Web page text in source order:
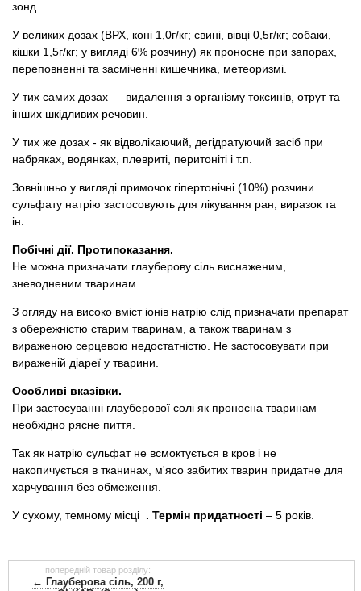
зонд.
У великих дозах (ВРХ, коні 1,0г/кг; свині, вівці 0,5г/кг; собаки,
кішки 1,5г/кг; у вигляді 6% розчину) як проносне при запорах,
переповненні та засміченні кишечника, метеоризмі.
У тих самих дозах — видалення з організму токсинів, отрут та
інших шкідливих речовин.
У тих же дозах - як відволікаючий, дегідратуючий засіб при
набряках, водянках, плевриті, перитоніті і т.п.
Зовнішньо у вигляді примочок гіпертонічні (10%) розчини
сульфату натрію застосовують для лікування ран, виразок та
ін.
Побічні дії. Протипоказання.
Не можна призначати глауберову сіль виснаженим,
зневодненим тваринам.
З огляду на високо вміст іонів натрію слід призначати препарат
з обережністю старим тваринам, а також тваринам з
вираженою серцевою недостатністю. Не застосовувати при
вираженій діареї у тварини.
Особливі вказівки.
При застосуванні глауберової солі як проносна тваринам
необхідно рясне пиття.
Так як натрію сульфат не всмоктується в кров і не
накопичується в тканинах, м'ясо забитих тварин придатне для
харчування без обмеження.
У сухому, темному місці . Термін придатності – 5 років.
попередній товар розділу:
← Глауберова сіль, 200 г,